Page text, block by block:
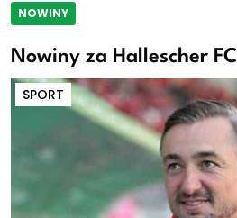
NOWINY
Nowiny za Hallescher FC
SPORT